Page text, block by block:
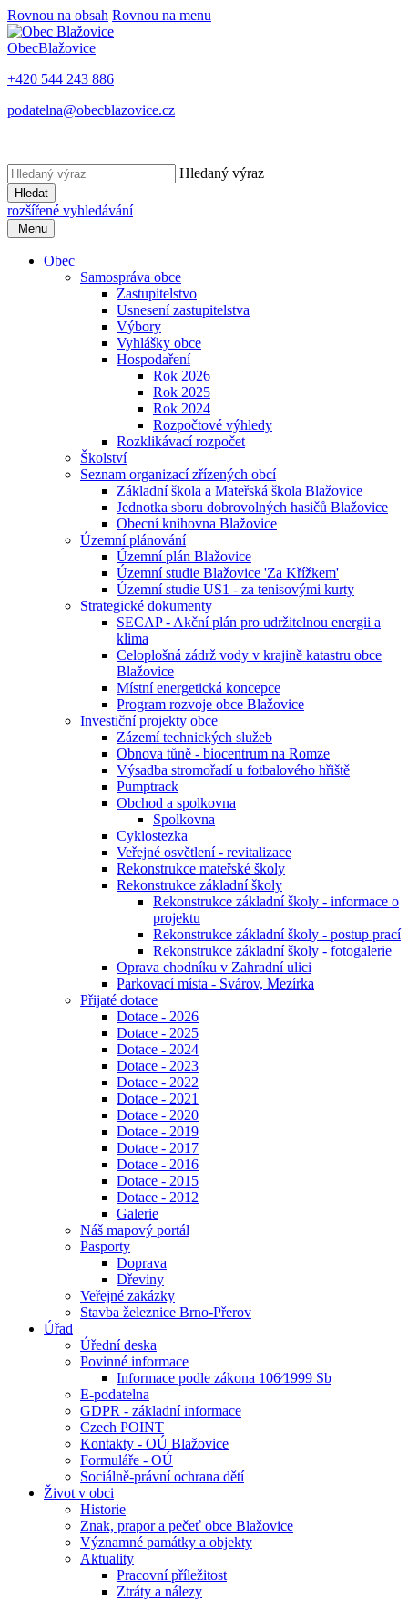
Rovnou na obsah Rovnou na menu
ObecBlažovice
+420 544 243 886
podatelna@obecblazovice.cz
Hledaný výraz
Hledat
rozšířené vyhledávání
Menu
Obec
Samospráva obce
Zastupitelstvo
Usnesení zastupitelstva
Výbory
Vyhlášky obce
Hospodaření
Rok 2026
Rok 2025
Rok 2024
Rozpočtové výhledy
Rozklikávací rozpočet
Školství
Seznam organizací zřízených obcí
Základní škola a Mateřská škola Blažovice
Jednotka sboru dobrovolných hasičů Blažovice
Obecní knihovna Blažovice
Územní plánování
Územní plán Blažovice
Územní studie Blažovice 'Za Křížkem'
Územní studie US1 - za tenisovými kurty
Strategické dokumenty
SECAP - Akční plán pro udržitelnou energii a
klima
Celoplošná zádrž vody v krajině katastru obce
Blažovice
Místní energetická koncepce
Program rozvoje obce Blažovice
Investiční projekty obce
Zázemí technických služeb
Obnova tůně - biocentrum na Romze
Výsadba stromořadí u fotbalového hřiště
Pumptrack
Obchod a spolkovna
Spolkovna
Cyklostezka
Veřejné osvětlení - revitalizace
Rekonstrukce mateřské školy
Rekonstrukce základní školy
Rekonstrukce základní školy - informace o
projektu
Rekonstrukce základní školy - postup prací
Rekonstrukce základní školy - fotogalerie
Oprava chodníku v Zahradní ulici
Parkovací místa - Svárov, Mezírka
Přijaté dotace
Dotace - 2026
Dotace - 2025
Dotace - 2024
Dotace - 2023
Dotace - 2022
Dotace - 2021
Dotace - 2020
Dotace - 2019
Dotace - 2017
Dotace - 2016
Dotace - 2015
Dotace - 2012
Galerie
Náš mapový portál
Pasporty
Doprava
Dřeviny
Veřejné zakázky
Stavba železnice Brno-Přerov
Úřad
Úřední deska
Povinné informace
Informace podle zákona 106⁄1999 Sb
E-podatelna
GDPR - základní informace
Czech POINT
Kontakty - OÚ Blažovice
Formuláře - OÚ
Sociálně-právní ochrana dětí
Život v obci
Historie
Znak, prapor a pečeť obce Blažovice
Významné památky a objekty
Aktuality
Pracovní příležitost
Ztráty a nálezy